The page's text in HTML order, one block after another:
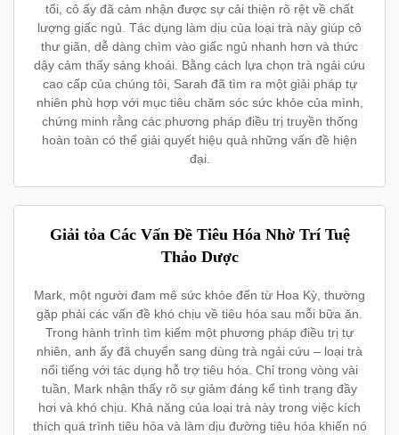
tối, cô ấy đã cảm nhận được sự cải thiện rõ rệt về chất
lượng giấc ngủ. Tác dụng làm dịu của loại trà này giúp cô
thư giãn, dễ dàng chìm vào giấc ngủ nhanh hơn và thức
dậy cảm thấy sảng khoái. Bằng cách lựa chọn trà ngải cứu
cao cấp của chúng tôi, Sarah đã tìm ra một giải pháp tự
nhiên phù hợp với mục tiêu chăm sóc sức khỏe của mình,
chứng minh rằng các phương pháp điều trị truyền thống
hoàn toàn có thể giải quyết hiệu quả những vấn đề hiện
đại.
Giải tỏa Các Vấn Đề Tiêu Hóa Nhờ Trí Tuệ
Thảo Dược
Mark, một người đam mê sức khỏe đến từ Hoa Kỳ, thường
gặp phải các vấn đề khó chịu về tiêu hóa sau mỗi bữa ăn.
Trong hành trình tìm kiếm một phương pháp điều trị tự
nhiên, anh ấy đã chuyển sang dùng trà ngải cứu – loại trà
nổi tiếng với tác dụng hỗ trợ tiêu hóa. Chỉ trong vòng vài
tuần, Mark nhận thấy rõ sự giảm đáng kể tình trạng đầy
hơi và khó chịu. Khả năng của loại trà này trong việc kích
thích quá trình tiêu hóa và làm dịu đường tiêu hóa khiến nó